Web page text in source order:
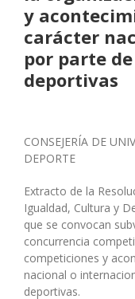
y
carácter
por parte
deportivas
CONSEJERÍA DE
DEPORTE
Extracto de la
Igualdad, Cultura y
que se convocan
concurrencia
competiciones y
nacional o
deportivas.